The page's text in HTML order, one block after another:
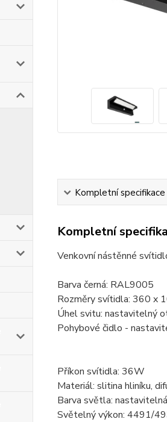
Kompletní specifikace
Kompletní
Venkovní nástěnné
Barva černá: RAL9005
Rozměry svítidla: 360 x
Úhel svitu: nastavitelný
Pohybové čidlo -
citlivost na
čas svitu
Příkon svítidla: 36W
Materiál: slitina hliníku,
Barva světla:
Světelný výkon: 4491/